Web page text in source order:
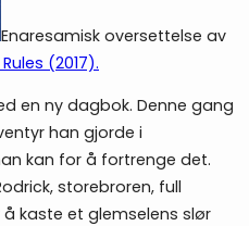
Enaresamisk oversettelse av
(2017).
en ny dagbok. Denne gang
han gjorde i
kan for å fortrenge det.
storebroren, full
kaste et glemselens slør